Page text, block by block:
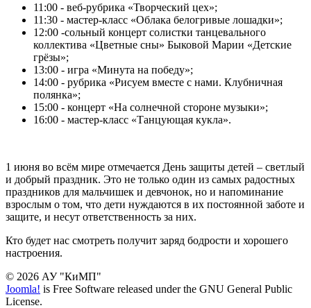
11:00 - веб-рубрика «Творческий цех»;
11:30 - мастер-класс «Облака белогривые лошадки»;
12:00 -сольный концерт солистки танцевального
коллектива «Цветные сны» Быковой Марии «Детские
грёзы»;
13:00 - игра «Минута на победу»;
14:00 - рубрика «Рисуем вместе с нами. Клубничная
полянка»;
15:00 - концерт «На солнечной стороне музыки»;
16:00 - мастер-класс «Танцующая кукла».
1 июня во всём мире отмечается День защиты детей – светлый
и добрый праздник. Это не только один из самых радостных
праздников для мальчишек и девчонок, но и напоминание
взрослым о том, что дети нуждаются в их постоянной заботе и
защите, и несут ответственность за них.
Кто будет нас смотреть получит заряд бодрости и хорошего
настроения.
© 2026 АУ "КиМП"
Joomla! is Free Software released under the GNU General Public
License.